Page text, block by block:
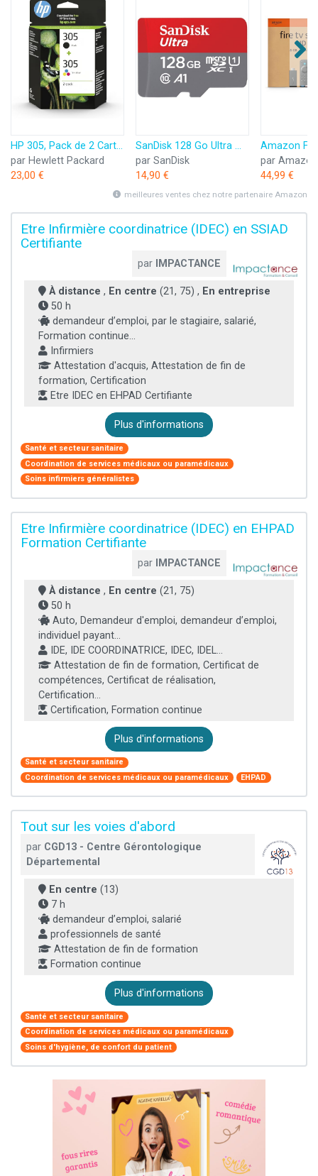
HP 305, Pack de 2 Cartouches d’Encre Originales, 6ZD17AE, Noir, Cyan, Jaune, Magenta
par Hewlett Packard
23,00 €
SanDisk 128 Go Ultra microSDXC, Carte micro sd + adaptateur SD (Pour Smartphone et Tablette, Video Full HDD, jusqu'à 140 Mo/s, UHS-I, La performance A1, Class 10, U1)
par SanDisk
14,90 €
par Amazon
44,99 €
meilleures ventes chez notre partenaire Amazon
Etre Infirmière coordinatrice (IDEC) en SSIAD
Certifiante
par IMPACTANCE
À distance , En centre (21, 75) , En entreprise
50 h
demandeur d’emploi, par le stagiaire, salarié,
Formation continue...
Infirmiers
Attestation d'acquis, Attestation de fin de
formation, Certification
Etre IDEC en EHPAD Certifiante
Plus d'informations
Santé et secteur sanitaire
Coordination de services médicaux ou paramédicaux
Soins infirmiers généralistes
Etre Infirmière coordinatrice (IDEC) en EHPAD
Formation Certifiante
par IMPACTANCE
À distance , En centre (21, 75)
50 h
Auto, Demandeur d'emploi, demandeur d’emploi,
individuel payant...
IDE, IDE COORDINATRICE, IDEC, IDEL...
Attestation de fin de formation, Certificat de
compétences, Certificat de réalisation,
Certification...
Certification, Formation continue
Plus d'informations
Santé et secteur sanitaire
Coordination de services médicaux ou paramédicaux
EHPAD
Tout sur les voies d'abord
par CGD13 - Centre Gérontologique
Départemental
En centre (13)
7 h
demandeur d’emploi, salarié
professionnels de santé
Attestation de fin de formation
Formation continue
Plus d'informations
Santé et secteur sanitaire
Coordination de services médicaux ou paramédicaux
Soins d'hygiène, de confort du patient